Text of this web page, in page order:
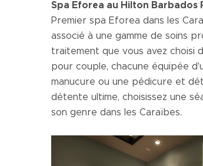
Spa Eforea au Hilton Barbados
Premier spa Eforea dans les
associé à une gamme de soins
traitement que vous avez choisi
pour couple, chacune équipée
manucure ou une pédicure et
détente ultime, choisissez une
son genre dans les Caraïbes.